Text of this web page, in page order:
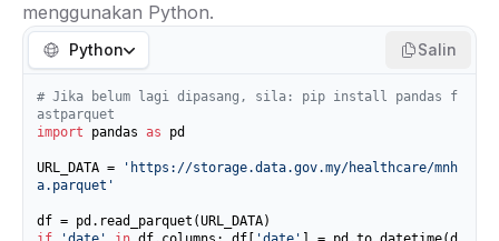
menggunakan Python.
Python Salin
# Jika belum lagi dipasang, sila: pip install pandas f
astparquet
import pandas as pd
URL_DATA =
'https://storage.data.gov.my/healthcare/mnh
a.parquet'